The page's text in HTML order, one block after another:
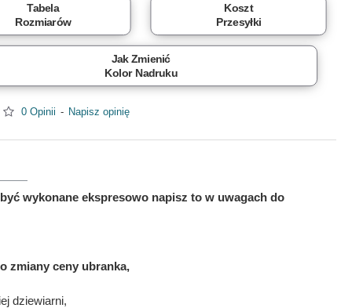
0 Opinii - Napisz opinię
Tabela
Rozmiarów
Koszt
Przesyłki
Jak Zmienić
Kolor Nadruku
wykonane ekspresowo napisz to w uwagach do
zmiany ceny ubranka,
dziewiarni,